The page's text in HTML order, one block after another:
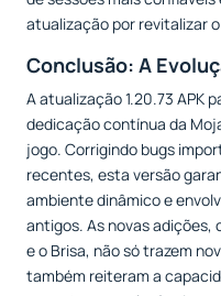
atualização por revitalizar
Conclusão: A
A atualização 1.20.73 APK
dedicação contínua da
jogo. Corrigindo bugs
recentes, esta versão
ambiente dinâmico e
antigos. As novas adições,
e o Brisa, não só trazem
também reiteram a